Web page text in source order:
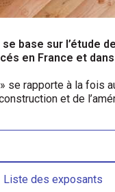
base sur l’étude
en France et
» se rapporte à la fois
et de
Liste des exposants